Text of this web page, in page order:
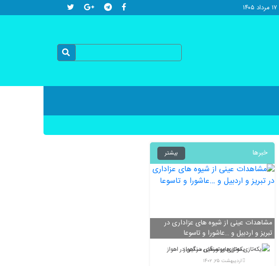
خبرها بیشتر
مشاهدات عینی از شیوه های عزاداری در
تبریز و اردبیل و …عاشورا و تاسوعا
یکه‌تازی موتورهای سنگین در اهواز
اردیبهشت ۲۵, ۱۴۰۲